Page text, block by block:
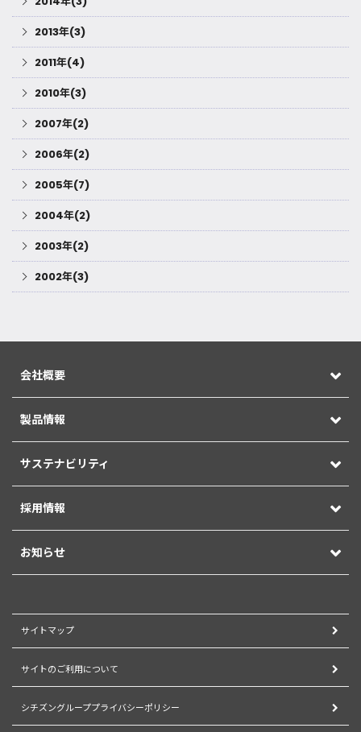
2013年(3)
2011年(4)
2010年(3)
2007年(2)
2006年(2)
2005年(7)
2004年(2)
2003年(2)
2002年(3)
会社概要
製品情報
サステナビリティ
採用情報
お知らせ
サイトマップ
サイトのご利用について
シチズングループプライバシーポリシー